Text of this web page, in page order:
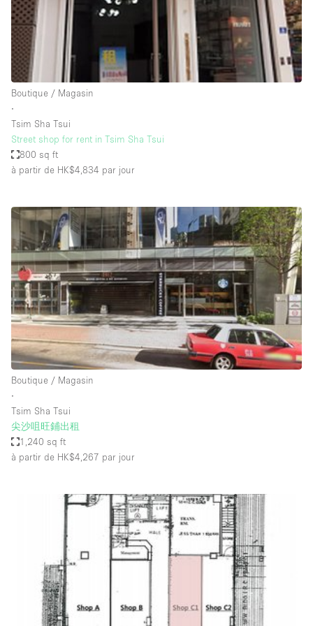
Air conditionné
Animals Friendly
Ascenseur
Bar
Comptoir
Cuisine
De plain-pied
Entrée Large
Espace Avec Vue
Espace Brut
Espace Epuré / Minimaliste
Exposition Véhicules
Internet
Licence Alcool
Lumière du Jour
Parking Privé
Plusieurs Pièces
Portants
Presentoir Vitrine
Rooftop / Terrasse
Réserve
Boutique / Magasin
∙
Tsim Sha Tsui
Street shop for rent in Tsim Sha Tsui
800 sq ft
à partir de HK$4,834 par jour
Boutique / Magasin
∙
Tsim Sha Tsui
尖沙咀旺鋪出租
1,240 sq ft
à partir de HK$4,267 par jour